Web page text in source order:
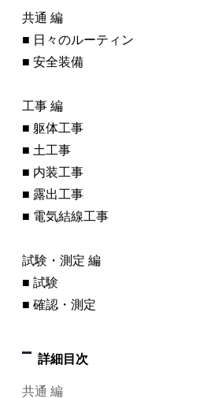
共通 編
■ 日々のルーティン
■ 安全装備
工事 編
■ 躯体工事
■ 土工事
■ 内装工事
■ 露出工事
■ 電気結線工事
試験・測定 編
■ 試験
■ 確認・測定
詳細目次
共通 編